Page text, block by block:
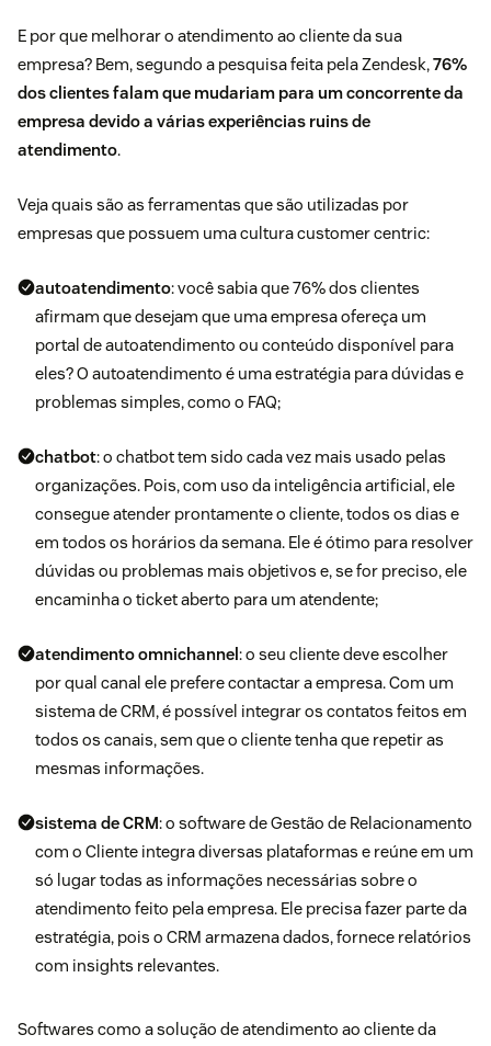
E por que melhorar o atendimento ao cliente da sua
empresa? Bem, segundo a pesquisa feita pela Zendesk,76%
dos clientes falam que mudariam para um concorrente da
empresa devido a várias experiências ruins de
atendimento.
Veja quais são as ferramentas que são utilizadas por
empresas que possuem uma cultura customer centric:
autoatendimento: você sabia que 76% dos clientes
afirmam que desejam que uma empresa ofereça um
portal de autoatendimento ou conteúdo disponível para
eles? O autoatendimento é uma estratégia para dúvidas e
problemas simples, como o FAQ;
chatbot: o chatbot tem sido cada vez mais usado pelas
organizações. Pois, com uso da inteligência artificial, ele
consegue atender prontamente o cliente, todos os dias e
em todos os horários da semana. Ele é ótimo para resolver
dúvidas ou problemas mais objetivos e, se for preciso, ele
encaminha o ticket aberto para um atendente;
atendimento omnichannel : o seu cliente deve escolher
por qual canal ele prefere contactar a empresa. Com um
sistema de CRM, é possível integrar os contatos feitos em
todos os canais, sem que o cliente tenha que repetir as
mesmas informações.
sistema de CRM: o software de Gestão de Relacionamento
com o Cliente integra diversas plataformas e reúne em um
só lugar todas as informações necessárias sobre o
atendimento feito pela empresa. Ele precisa fazer parte da
estratégia, pois o CRM armazena dados, fornece relatórios
com insights relevantes.
Softwares como a solução de atendimento ao cliente da